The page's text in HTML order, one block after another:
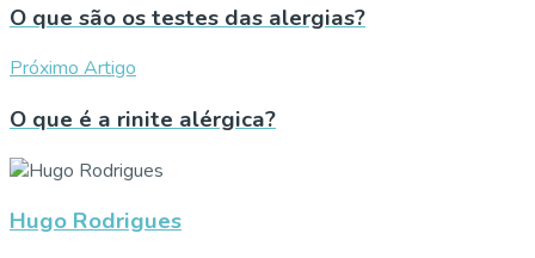
O que são os testes das alergias?
Próximo Artigo
O que é a rinite alérgica?
Hugo Rodrigues